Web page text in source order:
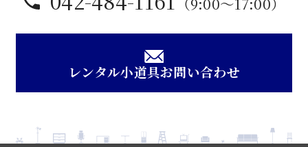
レンタル小道具お問い合わせ